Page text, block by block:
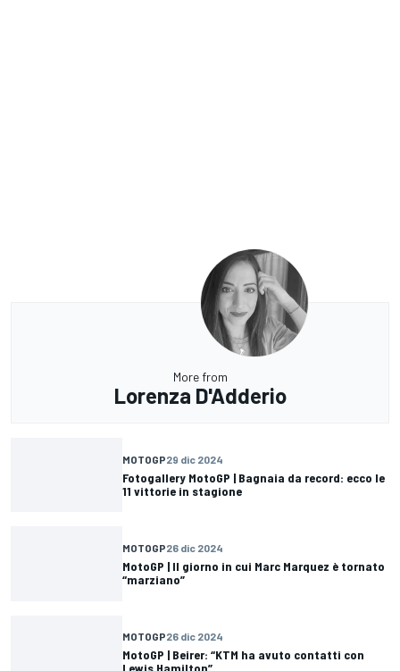
More from
Lorenza D'Adderio
MOTOGP29 dic 2024
Fotogallery MotoGP | Bagnaia da record: ecco le
11 vittorie in stagione
MOTOGP26 dic 2024
MotoGP | Il giorno in cui Marc Marquez è tornato
“marziano”
MOTOGP26 dic 2024
MotoGP | Beirer: “KTM ha avuto contatti con
Lewis Hamilton”